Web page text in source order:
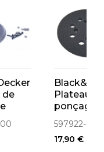
de
pour
Plateau
ponçage
ø125mm
KA191EK,
XTA90EK
597922-00
17,90 €